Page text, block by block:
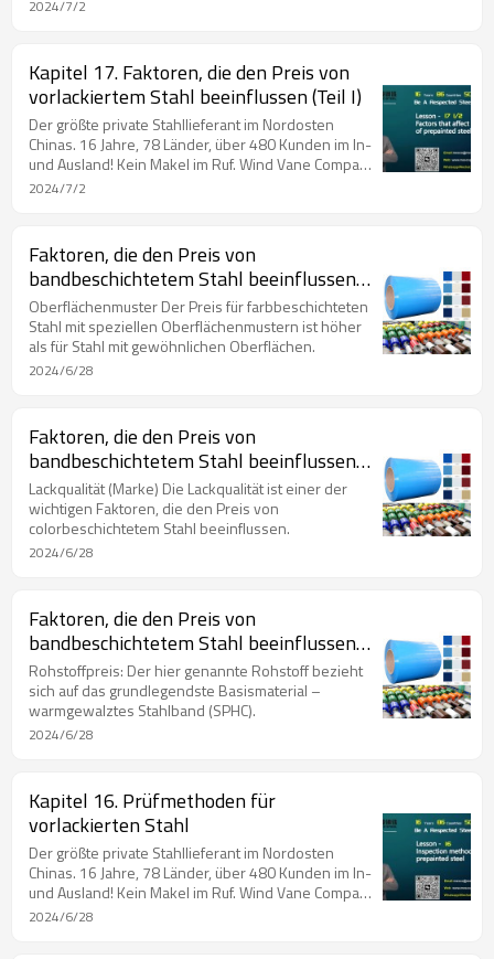
Chinese Northeast Steel Structure Union ist. Chinas
Top 20-Lieferanten für beschichteten Stahl im Jahr
2019. Chinas Top 100-Lieferanten für Stahl im Jahr
2020. Chinas Top 30-Lieferanten für beschichteten
2024/7/2
Kapitel 17. Faktoren, die den Preis von
vorlackiertem Stahl beeinflussen (Teil I)
Der größte private Stahllieferant im Nordosten
Chinas. 16 Jahre, 78 Länder, über 480 Kunden im In-
und Ausland! Kein Makel im Ruf. Wind Vane Company
mit Preis in den Mainstream-Medien. Unternehmen,
Chinese Northeast Steel Structure Union ist. Chinas
Top 20-Lieferanten für beschichteten Stahl im Jahr
2019. Chinas Top 100-Lieferanten für Stahl im Jahr
2020. Chinas Top 30-Lieferanten für beschichteten
2024/7/2
Faktoren, die den Preis von
bandbeschichtetem Stahl beeinflussen
(Teil III)
Oberflächenmuster Der Preis für farbbeschichteten
Stahl mit speziellen Oberflächenmustern ist höher
als für Stahl mit gewöhnlichen Oberflächen.
2024/6/28
Faktoren, die den Preis von
bandbeschichtetem Stahl beeinflussen
(Teil II)
Lackqualität (Marke) Die Lackqualität ist einer der
wichtigen Faktoren, die den Preis von
colorbeschichtetem Stahl beeinflussen.
2024/6/28
Faktoren, die den Preis von
bandbeschichtetem Stahl beeinflussen
(Teil I)
Rohstoffpreis: Der hier genannte Rohstoff bezieht
sich auf das grundlegendste Basismaterial –
warmgewalztes Stahlband (SPHC).
2024/6/28
Kapitel 16. Prüfmethoden für
vorlackierten Stahl
Der größte private Stahllieferant im Nordosten
Chinas. 16 Jahre, 78 Länder, über 480 Kunden im In-
und Ausland! Kein Makel im Ruf. Wind Vane Company
mit Preis in den Mainstream-Medien. Unternehmen,
2024/6/28